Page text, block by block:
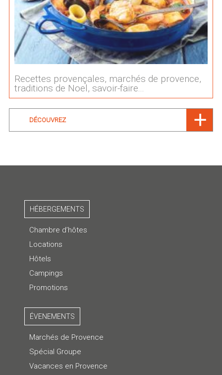
Recettes provençales, marchés de provence,
traditions de Noel, savoir-faire...
DÉCOUVREZ
HÉBERGEMENTS
Chambre d’hôtes
Locations
Hôtels
Campings
Promotions
ÉVENEMENTS
Marchés de Provence
Spécial Groupe
Vacances en Provence